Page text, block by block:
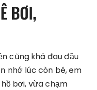
BƠI,
cũng khá đau đầu
nhớ lúc còn bé, em
bơi, vừa chạm